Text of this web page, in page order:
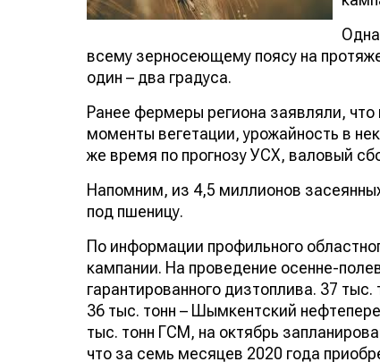
всему зерносеющему поясу на
один – два градуса.
Ранее фермеры региона заявляли,
моменты вегетации, урожайность в
же время по прогнозу УСХ, валовый
Напомним, из 4,5 миллионов
под пшеницу.
По информации профильного
кампании. На проведение осенне-
гарантированного дизтоплива. 37
36 тыс. тонн – Шымкентский
тыс. тонн ГСМ, на октябрь
что за семь месяцев 2020 года